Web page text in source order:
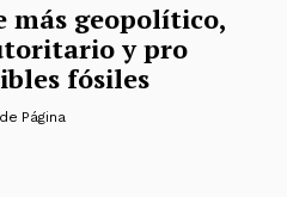
más geopolítico,
y pro
fósiles
Página